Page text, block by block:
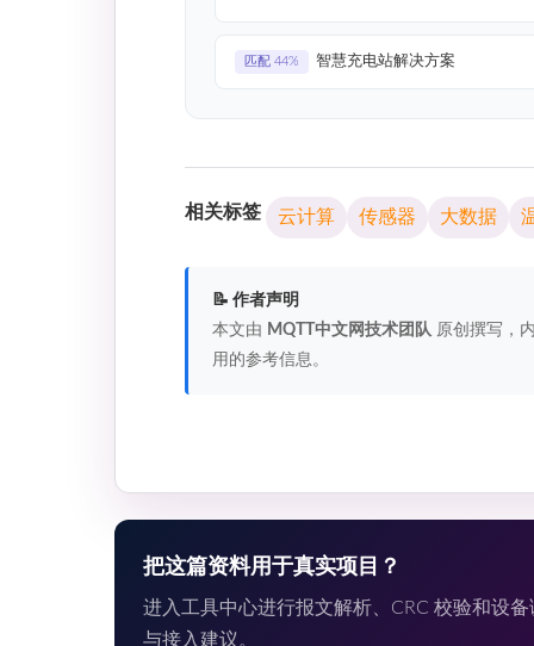
匹配 44% 智慧充电站解决方案
相关标签 云计算 传感器 大数据
📝 作者声明
本文由 MQTT中文网技术团队 原创撰写，
用的参考信息。
把这篇资料用于真实项目？
进入工具中心进行报文解析、CRC 校验和设
与接入建议。